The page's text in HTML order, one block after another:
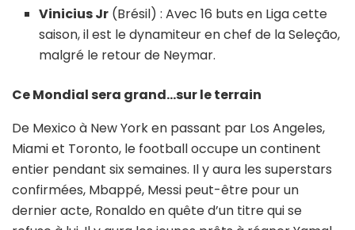
Vinicius Jr (Brésil) : Avec 16 buts en Liga cette
saison, il est le dynamiteur en chef de la Seleção,
malgré le retour de Neymar.
Ce Mondial sera grand…sur le terrain
De Mexico à New York en passant par Los Angeles,
Miami et Toronto, le football occupe un continent
entier pendant six semaines. Il y aura les superstars
confirmées, Mbappé, Messi peut-être pour un
dernier acte, Ronaldo en quête d’un titre qui se